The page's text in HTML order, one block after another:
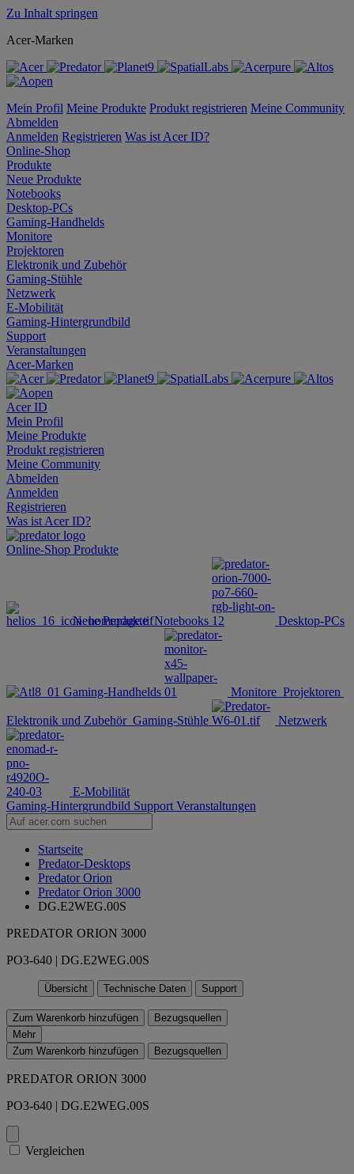
Zu Inhalt springen
Acer-Marken
Mein Profil Meine Produkte Produkt registrieren Meine Community
Abmelden
Anmelden Registrieren Was ist Acer ID?
Online-Shop
Produkte
Neue Produkte
Notebooks
Desktop-PCs
Gaming-Handhelds
Monitore
Projektoren
Elektronik und Zubehör
Gaming-Stühle
Netzwerk
E-Mobilität
Gaming-Hintergrundbild
Support
Veranstaltungen
Acer-Marken
Acer ID
Mein Profil
Meine Produkte
Produkt registrieren
Meine Community
Abmelden
Anmelden
Registrieren
Was ist Acer ID?
Online-Shop Produkte
Neue Produkte Notebooks Desktop-PCs
Gaming-Handhelds Monitore Projektoren
Elektronik und Zubehör Gaming-Stühle Netzwerk
E-Mobilität
Gaming-Hintergrundbild Support Veranstaltungen
Startseite
Predator-Desktops
Predator Orion
Predator Orion 3000
DG.E2WEG.00S
PREDATOR ORION 3000
PO3-640 | DG.E2WEG.00S
Übersicht Technische Daten Support
Zum Warenkorb hinzufügen
Bezugsquellen
Mehr
Zum Warenkorb hinzufügen
Bezugsquellen
PREDATOR ORION 3000
PO3-640 | DG.E2WEG.00S
Vergleichen